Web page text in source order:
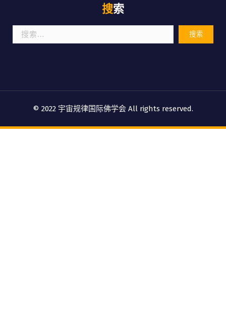
搜索
索：
© 2022 宇宙规律国际佛学会 All rights reserved.